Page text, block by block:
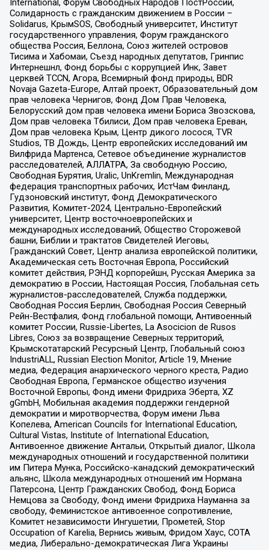
International, Форум Свободных Народов ПостРоссии,
Солидарность с гражданским движением в России –
Solidarus, КрымSOS, Свободный университет, Институт
государственного управления, Форум гражданского
общества Россия, Беллона, Союз жителей островов
Тисима и Хабомаи, Съезд народных депутатов, Гринпис
Интернешнл, Фонд борьбы с коррупцией Инк, Завет
церквей TCCN, Агора, Всемирный фонд природы, BDR
Novaja Gazeta-Europe, Алтай проект, Образовательный дом
прав человека Чернигов, Фонд Дом Прав Человека,
Белорусский дом прав человека имени Бориса Звозскова,
Дом прав человека Тбилиси, Дом прав человека Ереван,
Дом прав человека Крым, Центр дикого лосося, TVR
Studios, ТВ Дождь, Центр европейских исследований им
Вилфрида Мартенса, Сетевое объединение журналистов
расследователей, АЛЛАТРА, За свободную Россию,
Свободная Бурятия, Uralic, UnKremlin, Международная
федерация транспортных рабочих, ИстЧам Финланд,
Гудзоновский институт, Фонд Демократического
Развития, Комитет-2024, Центрально-Европейский
университет, Центр восточноевропейских и
международных исследований, Общество Сторожевой
башни, Библии и трактатов Свидетелей Иеговы,
Гражданский Совет, Центр анализа европейской политики,
Академическая сеть Восточная Европа, Российский
комитет действия, РЭНД корпорейшн, Русская Америка за
демократию в России, Настоящая Россия, Глобальная сеть
журналистов-расследователей, Служба поддержки,
Свободная Россия Берлин, Свободная Россия Северный
Рейн-Вестфалия, Фонд глобальной помощи, Антивоенный
комитет России, Russie-Libertes, La Asocicion de Rusos
Libres, Союз за возвращение Северных территорий,
Крымскотатарский Ресурсный Центр, Глобальный союз
IndustriALL, Russian Election Monitor, Article 19, Мнение
медиа, Федерация анархического черного креста, Радио
Свободная Европа, Германское общество изучения
Восточной Европы, Фонд имени Фридриха Эберта, XZ
gGmbH, Мобильная академия поддержки гендерной
демократии и миротворчества, Форум имени Льва
Копелева, American Councils for International Education,
Cultural Vistas, Institute of International Education,
Антивоенное движение Антальи, Открытый диалог, Школа
международных отношений и государственной политики
им Питера Мунка, Российско-канадский демократический
альянс, Школа международных отношений им Нормана
Патерсона, Центр Гражданских Свобод, Фонд Бориса
Немцова за Свободу, Фонд имени Фридриха Науманна за
свободу, Феминистское антивоенное сопротивление,
Комитет независимости Ингушетии, Прометей, Stop
Occupation of Karelia, Вернись живым, Фридом Хаус, СОТА
медиа, Либерально-демократическая Лига Украины